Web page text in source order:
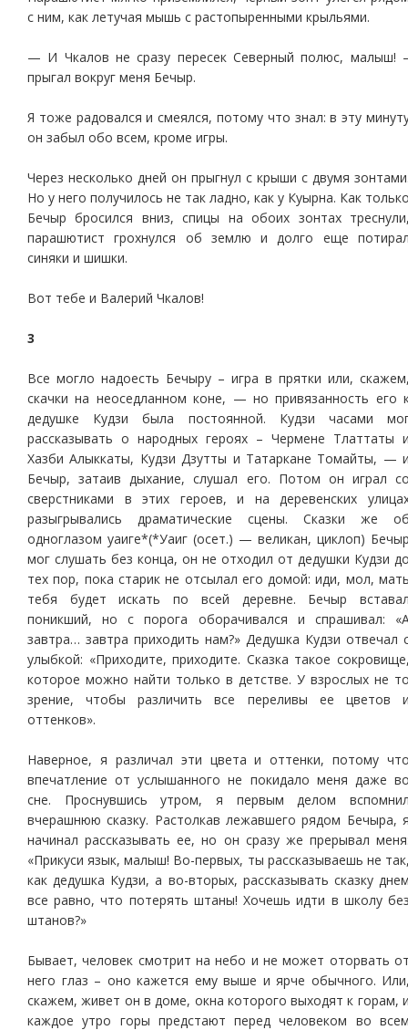
с ним, как летучая мышь с растопыренными крыльями.
— И Чкалов не сразу пересек Северный полюс, малыш!
прыгал вокруг меня Бечыр.
Я тоже радовался и смеялся, потому что знал: в эту
он забыл обо всем, кроме игры.
Через несколько дней он прыгнул с крыши с двумя
Но у него получилось не так ладно, как у Куырна. Как
Бечыр бросился вниз, спицы на обоих зонтах
парашютист грохнулся об землю и долго еще
синяки и шишки.
Вот тебе и Валерий Чкалов!
3
Все могло надоесть Бечыру – игра в прятки или,
скачки на неоседланном коне, — но привязанность его
дедушке Кудзи была постоянной. Кудзи часами
рассказывать о народных героях – Чермене Тлаттаты
Хазби Алыккаты, Кудзи Дзутты и Татаркане Томайты, —
Бечыр, затаив дыхание, слушал его. Потом он играл
сверстниками в этих героев, и на деревенских
разыгрывались драматические сцены. Сказки же
одноглазом уаиге*(*Уаиг (осет.) — великан, циклоп)
мог слушать без конца, он не отходил от дедушки Кудзи
тех пор, пока старик не отсылал его домой: иди, мол,
тебя будет искать по всей деревне. Бечыр
поникший, но с порога оборачивался и спрашивал:
завтра… завтра приходить нам?» Дедушка Кудзи отвечал
улыбкой: «Приходите, приходите. Сказка такое
которое можно найти только в детстве. У взрослых не
зрение, чтобы различить все переливы ее цветов
оттенков».
Наверное, я различал эти цвета и оттенки, потому
впечатление от услышанного не покидало меня даже
сне. Проснувшись утром, я первым делом
вчерашнюю сказку. Растолкав лежавшего рядом Бечыра,
начинал рассказывать ее, но он сразу же прерывал
«Прикуси язык, малыш! Во-первых, ты рассказываешь не
как дедушка Кудзи, а во-вторых, рассказывать сказку
все равно, что потерять штаны! Хочешь идти в школу
штанов?»
Бывает, человек смотрит на небо и не может оторвать
него глаз – оно кажется ему выше и ярче обычного.
скажем, живет он в доме, окна которого выходят к горам,
каждое утро горы предстают перед человеком во